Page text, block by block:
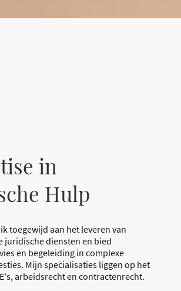
in
Hulp
toegewijd aan het leveren van
juridische diensten en bied
en begeleiding in complexe
Mijn specialisaties liggen op het
arbeidsrecht en contractenrecht.